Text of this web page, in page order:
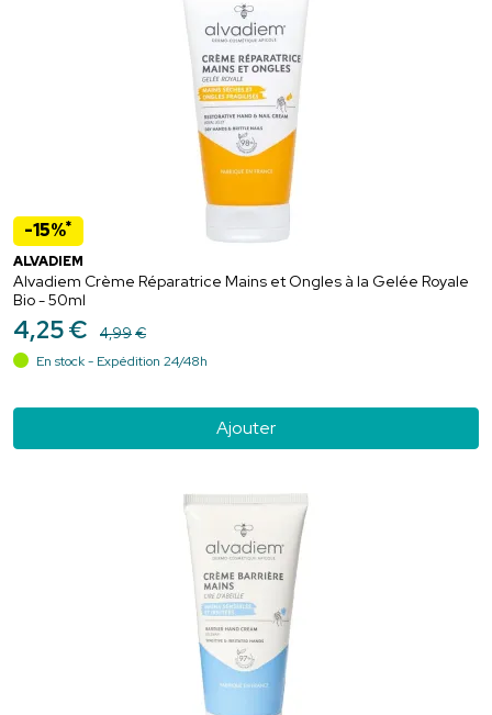
-15%*
ALVADIEM
Alvadiem Crème Réparatrice Mains et Ongles à la Gelée Royale
Bio - 50ml
4,25€ 4,99€
En stock - Expédition 24/48h
Ajouter